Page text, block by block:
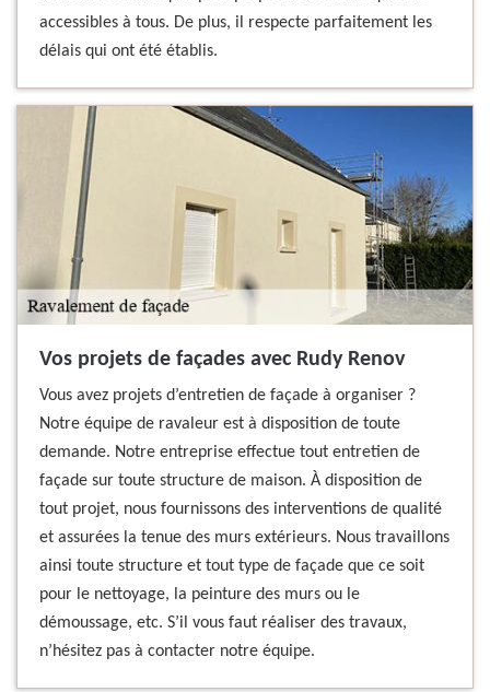
accessibles à tous. De plus, il respecte parfaitement les
délais qui ont été établis.
Vos projets de façades avec Rudy Renov
Vous avez projets d’entretien de façade à organiser ?
Notre équipe de ravaleur est à disposition de toute
demande. Notre entreprise effectue tout entretien de
façade sur toute structure de maison. À disposition de
tout projet, nous fournissons des interventions de qualité
et assurées la tenue des murs extérieurs. Nous travaillons
ainsi toute structure et tout type de façade que ce soit
pour le nettoyage, la peinture des murs ou le
démoussage, etc. S’il vous faut réaliser des travaux,
n’hésitez pas à contacter notre équipe.